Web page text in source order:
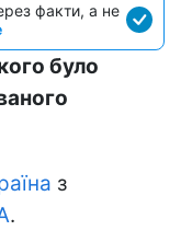
факти, а не
було
з
.